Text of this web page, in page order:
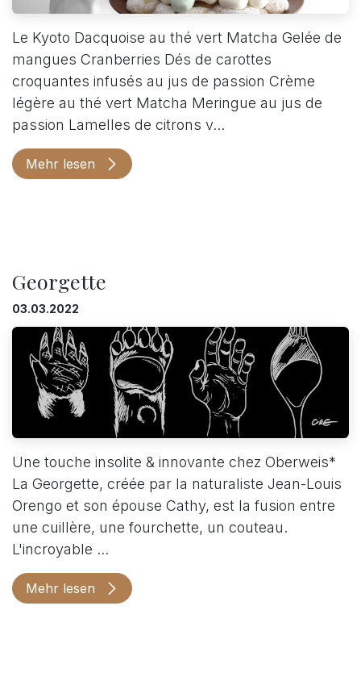
Le Kyoto Dacquoise au thé vert Matcha Gelée de
mangues Cranberries Dés de carottes
croquantes infusés au jus de passion Crème
légère au thé vert Matcha Meringue au jus de
passion Lamelles de citrons v...
Mehr lesen
Georgette
03.03.2022
Une touche insolite & innovante chez Oberweis*
La Georgette, créée par la naturaliste Jean-Louis
Orengo et son épouse Cathy, est la fusion entre
une cuillère, une fourchette, un couteau.
L'incroyable ...
Mehr lesen